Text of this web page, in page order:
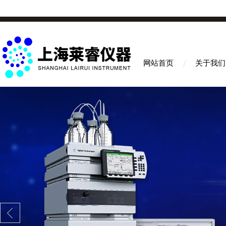
网站首页 关于我们